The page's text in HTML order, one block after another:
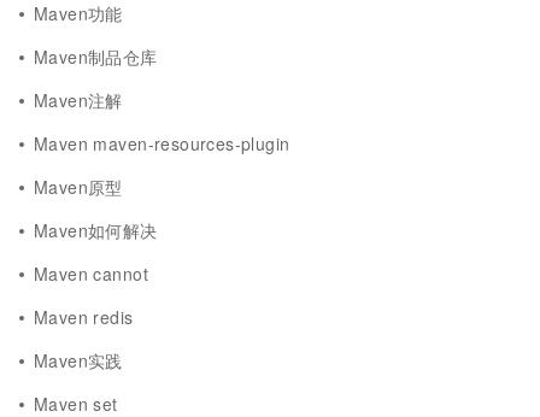
Maven功能
Maven制品仓库
Maven注解
Maven maven-resources-plugin
Maven原型
Maven如何解决
Maven cannot
Maven redis
Maven实践
Maven set